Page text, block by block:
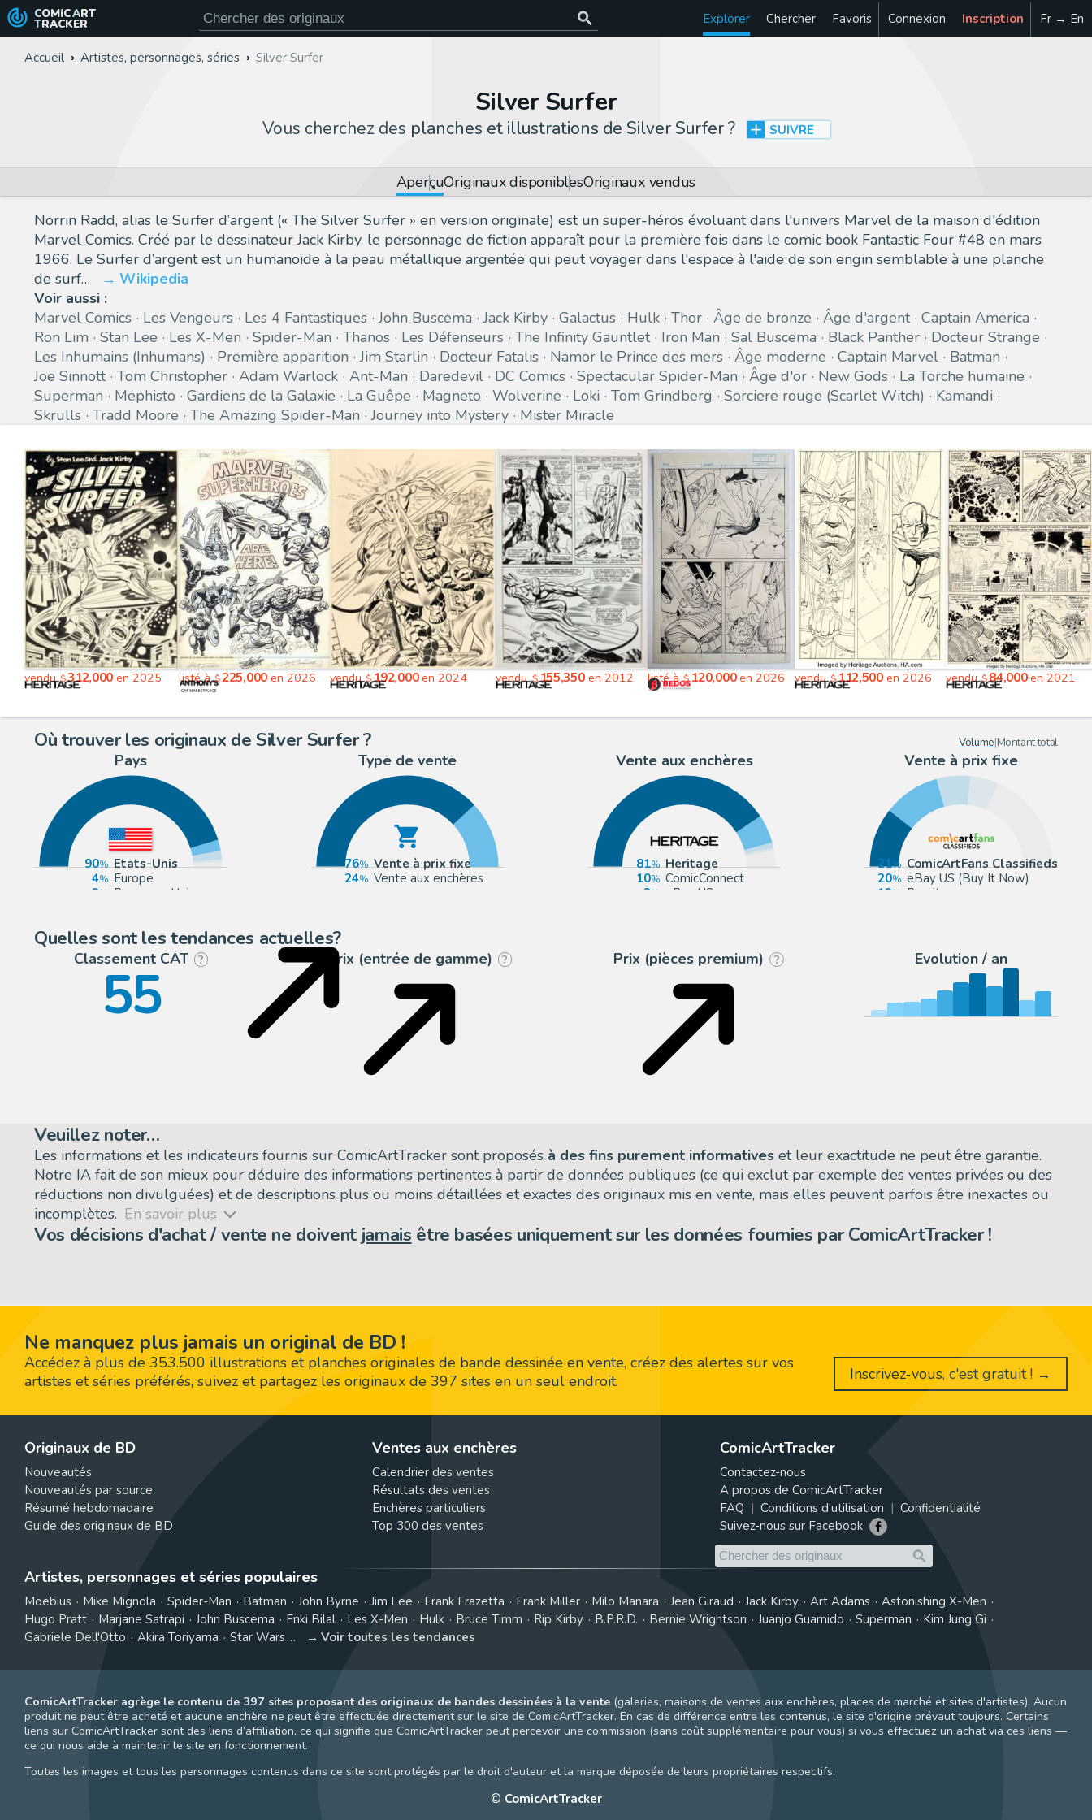
COMiC ART
TRACKER Explorer Chercher Favoris Connexion Inscription Fr → En
Accueil Artistes, personnages, séries Silver Surfer
Silver Surfer
Vous cherchez des planches et illustrations de Silver Surfer? SUIVRE
AperçuOriginaux disponiblesOriginaux vendus
Norrin Radd, alias le Surfer d’argent (« The Silver Surfer » en version originale) est un super-héros évoluant dans l'univers Marvel de la maison d'édition
Marvel Comics. Créé par le dessinateur Jack Kirby, le personnage de fiction apparaît pour la première fois dans le comic book Fantastic Four #48 en mars
1966. Le Surfer d’argent est un humanoïde à la peau métallique argentée qui peut voyager dans l'espace à l'aide de son engin semblable à une planche
de surf…
Wikipedia
Voir aussi :
Marvel Comics
Les Vengeurs Les 4 Fantastiques John Buscema Jack Kirby Galactus Hulk Thor Âge de bronze Âge d'argent Captain America
Ron Lim
Stan Lee Les X-Men Spider-Man Thanos Les Défenseurs The Infinity Gauntlet Iron Man Sal Buscema Black Panther
Docteur Strange
Les Inhumains (Inhumans)
Première apparition Jim Starlin Docteur Fatalis Namor le Prince des mers Âge moderne Captain Marvel
Batman
Joe Sinnott Tom Christopher Adam Warlock Ant-Man Daredevil DC Comics Spectacular Spider-Man Âge d'or New Gods
La Torche humaine
Superman
Mephisto Gardiens de la Galaxie La Guêpe Magneto Wolverine Loki Tom Grindberg Sorciere rouge (Scarlet Witch)
Kamandi
Skrulls Tradd Moore The Amazing Spider-Man Journey into Mystery Mister Miracle
vendu$312,000 en 2025 listé à$225,000 en 2026 vendu$192,000en 2024 vendu$155,350en 2012 listé à$120,000en 2026 vendu$112,500en 2026 vendu$84,000en 2021
Où trouver les originaux de Silver Surfer ? Volume|Montant total
Pays
90
Etats-Unis
4
Europe
3
Royaume-Uni
Type de vente
76
Vente à prix fixe
24
Vente aux enchères
Vente aux enchères
81
Heritage
10
ComicConnect
2
eBay US
Vente à prix fixe
21
ComicArtFans Classifieds
20
eBay US (Buy It Now)
12
Romitaman
Quelles sont les tendances actuelles?
Classement CAT ?
55 Prix (entrée de gamme) ? Prix (pièces premium) ? Evolution / an
Veuillez noter…
Les informations et les indicateurs fournis sur ComicArtTracker sont proposés à des fins purement informatives et leur exactitude ne peut être garantie.
Notre IA fait de son mieux pour déduire des informations pertinentes à partir de données publiques (ce qui exclut par exemple des ventes privées ou des
réductions non divulguées) et de descriptions plus ou moins détaillées et exactes des originaux mis en vente, mais elles peuvent parfois être inexactes ou
incomplètes. En savoir plus
Vos décisions d'achat / vente ne doiventjamais être basées uniquement sur les données fournies par ComicArtTracker !
Ne manquez plus jamais un original de BD !
Accédez à plus de 353.500 illustrations et planches originales de bande dessinée en vente, créez des alertes sur vos
artistes et séries préférés, suivez et partagez les originaux de 397 sites en un seul endroit.
Inscrivez-vous, c'est gratuit ! →
Originaux de BD
Nouveautés
Nouveautés par source
Résumé hebdomadaire
Guide des originaux de BD
Ventes aux enchères
Calendrier des ventes
Résultats des ventes
Enchères particuliers
Top 300 des ventes
ComicArtTracker
Contactez-nous
A propos de ComicArtTracker
FAQ
Conditions d'utilisation
Confidentialité
Suivez-nous sur Facebook
Artistes, personnages et séries populaires
Moebius Mike Mignola Spider-Man Batman John Byrne Jim Lee Frank Frazetta Frank Miller Milo Manara Jean Giraud Jack Kirby Art Adams
Astonishing X-Men
Hugo Pratt
Marjane Satrapi John Buscema Enki Bilal Les X-Men Hulk Bruce Timm Rip Kirby B.P.R.D. Bernie Wrightson Juanjo Guarnido Superman
Kim Jung Gi
Gabriele Dell'Otto
Akira Toriyama Star Wars Voir toutes les tendances
ComicArtTracker agrège le contenu de 397 sites proposant des originaux de bandes dessinées à la vente (galeries, maisons de ventes aux enchères, places de marché et sites d'artistes). Aucun
produit ne peut être acheté et aucune enchère ne peut être effectuée directement sur le site de ComicArtTracker. En cas de différence entre les contenus, le site d'origine prévaut toujours. Certains
liens sur ComicArtTracker sont des liens d’affiliation, ce qui signifie que ComicArtTracker peut percevoir une commission (sans coût supplémentaire pour vous) si vous effectuez un achat via ces liens —
ce qui nous aide à maintenir le site en fonctionnement.
Toutes les images et tous les personnages contenus dans ce site sont protégés par le droit d'auteur et la marque déposée de leurs propriétaires respectifs.
© ComicArtTracker